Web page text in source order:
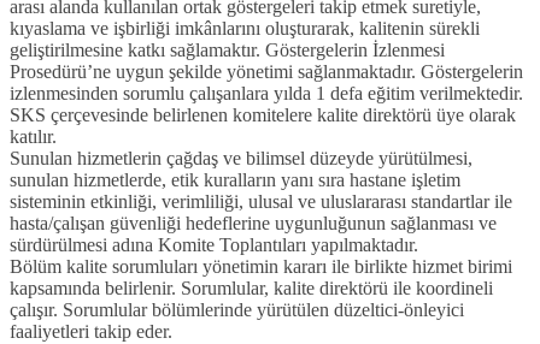
arası alanda kullanılan ortak göstergeleri takip etmek suretiyle,
kıyaslama ve işbirliği imkânlarını oluşturarak, kalitenin sürekli
geliştirilmesine katkı sağlamaktır. Göstergelerin İzlenmesi
Prosedürü’ne uygun şekilde yönetimi sağlanmaktadır. Göstergelerin
izlenmesinden sorumlu çalışanlara yılda 1 defa eğitim verilmektedir.
SKS çerçevesinde belirlenen komitelere kalite direktörü üye olarak
katılır.
Sunulan hizmetlerin çağdaş ve bilimsel düzeyde yürütülmesi,
sunulan hizmetlerde, etik kuralların yanı sıra hastane işletim
sisteminin etkinliği, verimliliği, ulusal ve uluslararası standartlar ile
hasta/çalışan güvenliği hedeflerine uygunluğunun sağlanması ve
sürdürülmesi adına Komite Toplantıları yapılmaktadır.
Bölüm kalite sorumluları yönetimin kararı ile birlikte hizmet birimi
kapsamında belirlenir. Sorumlular, kalite direktörü ile koordineli
çalışır. Sorumlular bölümlerinde yürütülen düzeltici-önleyici
faaliyetleri takip eder.